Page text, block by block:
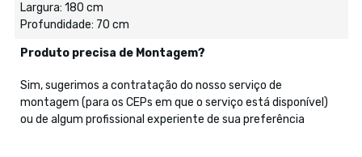
Largura: 180 cm
Profundidade: 70 cm
Produto precisa de Montagem?
Sim, sugerimos a contratação do nosso serviço de
montagem (para os CEPs em que o serviço está disponível)
ou de algum profissional experiente de sua preferência